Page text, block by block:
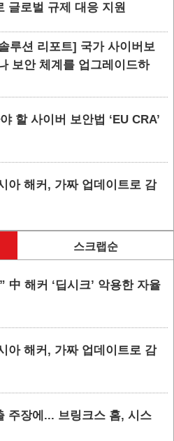
글로벌 규제 대응 지원
루션 리포트] 국가 사이버보
보안 체계를 업그레이드하
할 사이버 보안법 ‘EU CRA’
아 해커, 가짜 업데이트로 감
스크랩순
中 해커 ‘딥시크’ 악용한 자율
아 해커, 가짜 업데이트로 감
주장에... 브링크스 홈, 시스